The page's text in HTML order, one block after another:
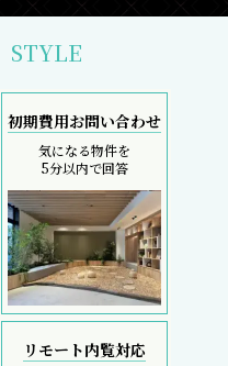
STYLE
初期費用お問い合わせ
気になる物件を
5分以内で回答
リモート内覧対応